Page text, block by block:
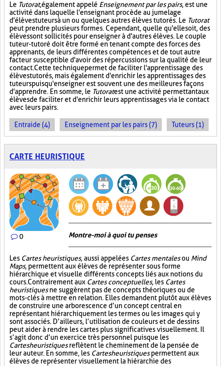
Le Tutorat, également appelé Enseignement par les pairs, est une
activité dans laquelle l'enseignant procède au jumelage
d'élèves tuteurs à un ou quelques autres élèves tutorés. Le Tutorat
peut prendre plusieurs formes. Cependant, quelle qu'elle soit, des
élèves sont sollicités pour enseigner à d'autres élèves. Le couple
tuteur-tutoré doit être formé en tenant compte des forces des
apprenants, de leurs différentes compétences et de tout autre
facteur susceptible d'avoir des répercussions sur la qualité de leur
contact. Cette technique permet de faciliter l'apprentissage des
élèves tutorés, mais également d'enrichir les apprentissages des
tuteurs puisqu'enseigner est souvent une des meilleures façons
d'apprendre. En somme, le Tutoratest une activité permettant aux
élèves de faciliter et d'enrichir leurs apprentissages via le contact
avec leurs pairs.
Entraide (4) Enseignement par les pairs (7) Tuteurs (1)
CARTE HEURISTIQUE
0 Montre-moi à quoi tu penses
Les Cartes heuristiques, aussi appelées Cartes mentalesou Mind
Maps, permettent aux élèves de représenter sous forme
hiérarchique et visuelle différents concepts liés aux notions du
cours. Contrairement aux Cartes conceptuelles, les Cartes
heuristiquesne suggèrent pas de concepts théoriques ou de
mots-clés à mettre en relation. Elles demandent plutôt aux élèves
de construire une arborescence d’un concept central en
représentant hiérarchiquement les termes ou les images qui y
sont associés. D’ailleurs, l’utilisation de couleurs et de dessins
peut aider à rendre les cartes plus significatives visuellement. Il
s’agit donc d’un exercice très personnel puisque les
Cartes heuristiquesreflètent le cheminement de la pensée de
leur auteur. En somme, les Cartes heuristiquespermettent aux
élèves de représenter visuellement la hiérarchie des